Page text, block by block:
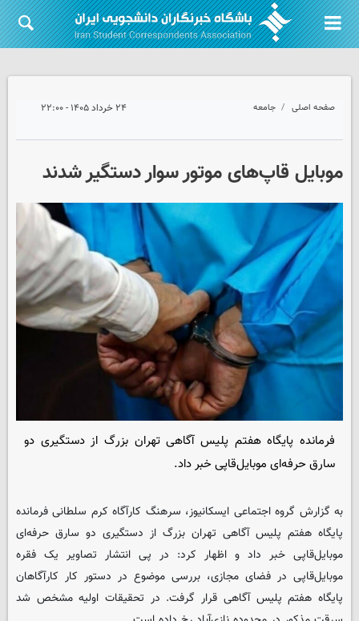
صفحه اصلی جامعه ۲۴ خرداد ۱۴۰۵ - ۲۲:۰۰
موبایل قاپ‌های موتور سوار دستگیر شدند
فرمانده پایگاه هفتم پلیس آگاهی تهران بزرگ از دستگیری دو
سارق حرفه‌ای موبایل‌قاپی خبر داد.
به گزارش گروه اجتماعی ایسکانیوز، سرهنگ کارآگاه کرم سلطانی فرمانده
پایگاه هفتم پلیس آگاهی تهران بزرگ از دستگیری دو سارق حرفه‌ای
موبایل‌قاپی خبر داد و اظهار کرد: در پی انتشار تصاویر یک فقره
موبایل‌قاپی در فضای مجازی، بررسی موضوع در دستور کار کارآگاهان
پایگاه هفتم پلیس آگاهی قرار گرفت. در تحقیقات اولیه مشخص شد